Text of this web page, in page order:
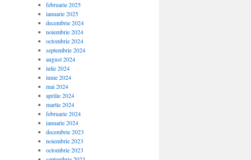
februarie 2025
ianuarie 2025
decembrie 2024
noiembrie 2024
octombrie 2024
septembrie 2024
august 2024
iulie 2024
iunie 2024
mai 2024
aprilie 2024
martie 2024
februarie 2024
ianuarie 2024
decembrie 2023
noiembrie 2023
octombrie 2023